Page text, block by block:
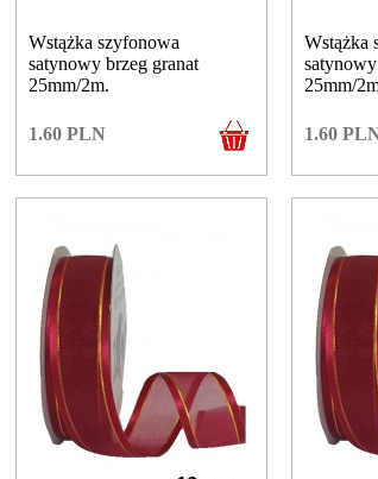
Wstążka szyfonowa
satynowy brzeg granat
25mm/2m.
1.60 PLN
Wstążka
satynowy
25mm/
1.60